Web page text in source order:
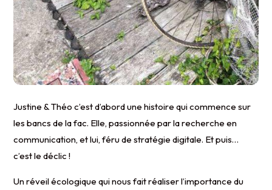
Justine & Théo c’est d’abord une histoire qui commence sur
les bancs de la fac. Elle, passionnée par la recherche en
communication, et lui, féru de stratégie digitale. Et puis…
c’est le déclic !
Un réveil écologique qui nous fait réaliser l’importance du